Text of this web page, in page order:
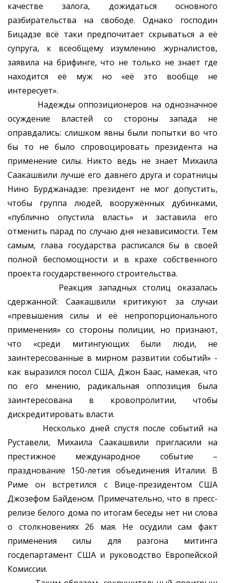
качестве залога, дожидаться основного
разбирательства на свободе. Однако господин
Бицадзе всё таки предпочитает скрываться а её
супруга, к всеобщему изумлению журналистов,
заявила на брифинге, что не только не знает где
находится её муж но «её это вообще не
интересует».
Надежды оппозиционеров на однозначное
осуждение властей со стороны запада не
оправдались: слишком явны были попытки во что
бы то не было спровоцировать президента на
применение силы. Никто ведь не знает Михаила
Саакашвили лучше его давнего друга и соратницы
Нино Бурджанадзе: президент не мог допустить,
чтобы группа людей, вооружённых дубинками,
«публично опустила власть» и заставила его
отменить парад по случаю дня независимости. Тем
самым, глава государства расписался бы в своей
полной беспомощности и в крахе собственного
проекта государственного строительства.
Реакция западных столиц оказалась
сдержанной: Саакашвили критикуют за случаи
«превышения силы и её непропорционального
применения» со стороны полиции, но признают,
что «среди митингующих были люди, не
заинтересованные в мирном развитии событий» -
как выразился посол США, Джон Баас, намекая, что
по его мнению, радикальная оппозиция была
заинтересована в кровопролитии, чтобы
дискредитировать власти.
Несколько дней спустя после событий на
Руставели, Михаила Саакашвили пригласили на
престижное международное событие –
празднование 150-летия объединения Италии. В
Риме он встретился с Вице-президентом США
Джозефом Байденом. Примечательно, что в пресс-
релизе белого дома по итогам беседы нет ни слова
о столкновениях 26 мая. Не осудили сам факт
применения силы для разгона митинга
госдепартамент США и руководство Европейской
Комиссии.